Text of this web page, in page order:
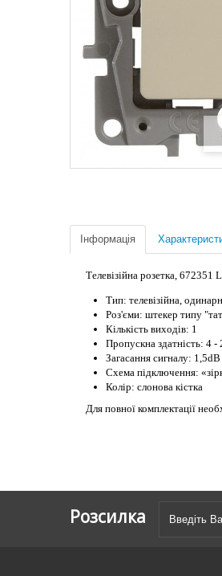
Інформація
Телевізійна розетка,
Тип: телевізійна,
Роз'єми: штекер типу
Кількість виходів: 1
Пропускна здатність: 4
Загасання сигналу: 1,5dB
Схема підключення:
Колір: слонова кістка
Для повної комплектації
Розсилка